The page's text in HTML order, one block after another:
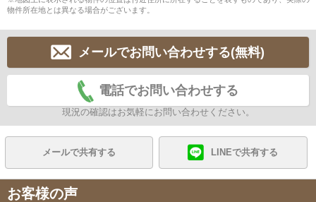
物件所在地とは異なる場合がございます。
メールでお問い合わせする(無料)
電話でお問い合わせする
現況の確認はお気軽にお問い合わせください。
メールで共有する LINEで共有する
お客様の声